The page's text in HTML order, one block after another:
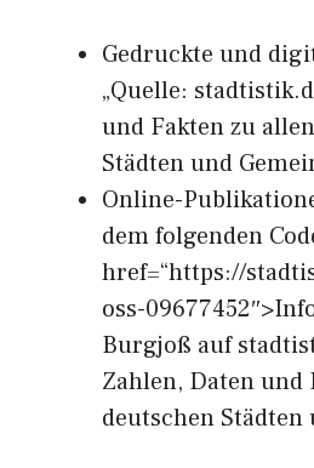
Gedruckte und
„Quelle:
und Fakten zu
Städten und
Online-
dem folgenden
href=“https://
oss-
Burgjoß auf
Zahlen, Daten und
deutschen Städten